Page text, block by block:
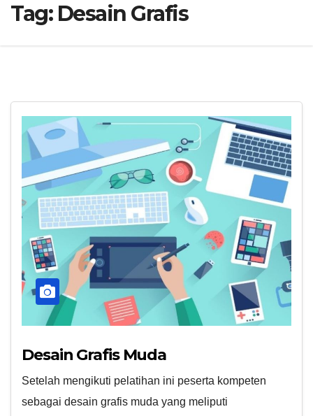
Tag: Desain Grafis
Desain Grafis Muda
Setelah mengikuti pelatihan ini peserta kompeten
sebagai desain grafis muda yang meliputi